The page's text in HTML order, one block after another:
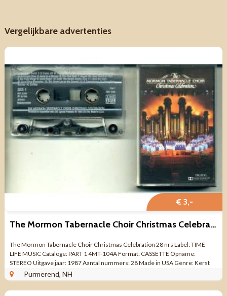
Vergelijkbare advertenties
€ 3,-
The Mormon Tabernacle Choir Christmas Celebration 28 nrs
The Mormon Tabernacle Choir Christmas Celebration 28 nrs Label: TIME
LIFE MUSIC Cataloge: PART 1 4MT-104A Format: CASSETTE Opname:
STEREO Uitgave jaar: 1987 Aantal nummers: 28 Made in USA Genre: Kerst
Kwaliteit: ZO GOED ALS ...
Purmerend, NH